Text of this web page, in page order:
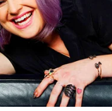
கோவில்
அதே போல்
நடிகைக்கு
என்றால்